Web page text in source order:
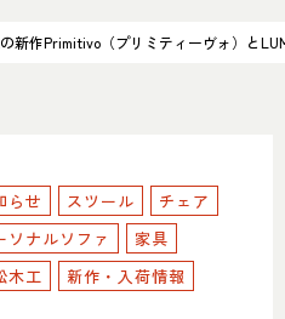
よくあるご質問
ORDER MADE
オーダーメイド
CONTACT
新作Primitivo（プリミティーヴォ）と
らせ スツール
チェア
ソナルソファ
家具
木工
新作・入荷情報